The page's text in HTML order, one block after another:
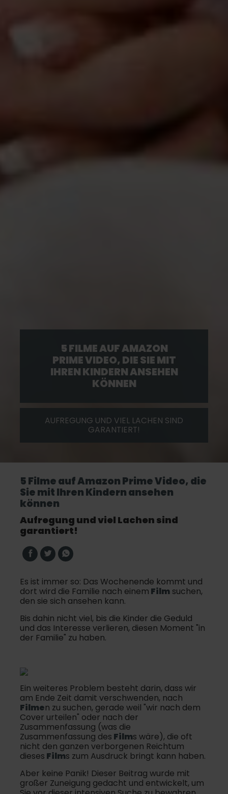
5 FILME AUF AMAZON
PRIME VIDEO, DIE SIE MIT
IHREN KINDERN ANSEHEN
KÖNNEN
AUFREGUNG UND VIEL LACHEN SIND
GARANTIERT!
5 Filme auf Amazon Prime Video, die
Sie mit Ihren Kindern ansehen
können
Aufregung und viel Lachen sind
garantiert!
Es ist immer so: Das Wochenende kommt und
dort wird die Familie nach einem Film suchen,
den sie sich ansehen kann.
Bis dahin nicht viel, bis die Kinder die Geduld
und das Interesse verlieren, diesen Moment "in
der Familie" zu haben.
Ein weiteres Problem besteht darin, dass wir
am Ende Zeit damit verschwenden, nach
Filmen zu suchen, gerade weil "wir nach dem
Cover urteilen" oder nach der
Zusammenfassung (was die
Zusammenfassung des Films wäre), die oft
nicht den ganzen verborgenen Reichtum
dieses Films zum Ausdruck bringt kann haben.
Aber keine Panik! Dieser Beitrag wurde mit
großer Zuneigung gedacht und entwickelt, um